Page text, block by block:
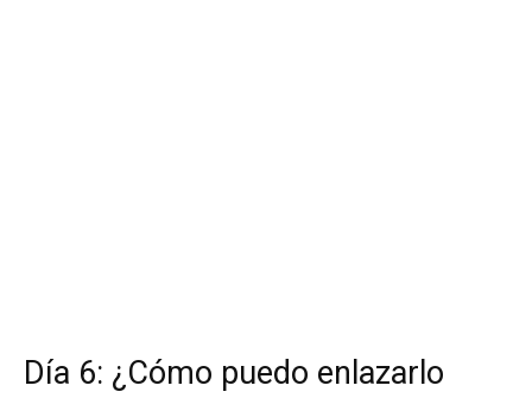
Día 6: ¿Cómo puedo enlazarlo